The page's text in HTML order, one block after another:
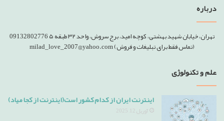
درباره
تهران، خیابان شهید بهشتی، کوچه امید، برج سروش، واحد ۳۲ طبقه ۵ 09132802776
(تماس فقط برای تبلیغات و فروش) milad_love_2007@yahoo.com
علم و تکنولوژی
اینترنت ایران از کدام کشور است(اینترنت از کجا میاد)
آوریل 12, 2025